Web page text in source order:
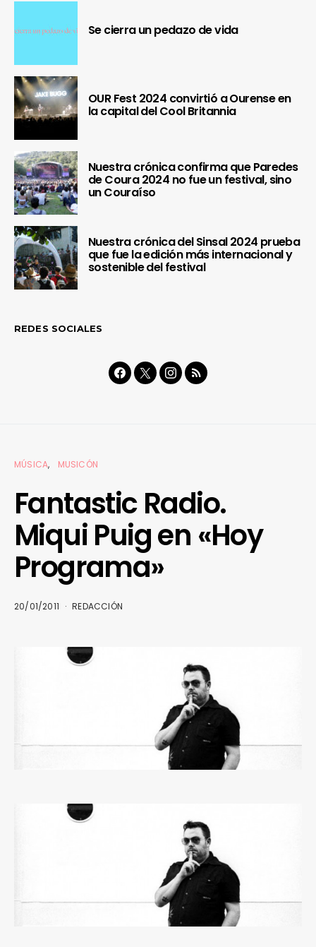
Se cierra un pedazo de vida
OUR Fest 2024 convirtió a Ourense en
la capital del Cool Britannia
Nuestra crónica confirma que Paredes
de Coura 2024 no fue un festival, sino
un Couraíso
Nuestra crónica del Sinsal 2024 prueba
que fue la edición más internacional y
sostenible del festival
REDES SOCIALES
MÚSICA MUSICÓN
Fantastic Radio.
Miqui Puig en «Hoy
Programa»
20/01/2011 REDACCIÓN